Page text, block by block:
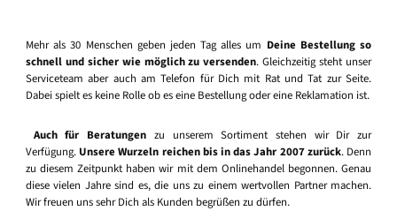
Mehr als 30 Menschen geben jeden Tag alles um Deine Bestellung so
schnell und sicher wie möglich zu versenden. Gleichzeitig steht unser
Serviceteam aber auch am Telefon für Dich mit Rat und Tat zur Seite.
Dabei spielt es keine Rolle ob es eine Bestellung oder eine Reklamation ist.
Auch für Beratungen zu unserem Sortiment stehen wir Dir zur
Verfügung. Unsere Wurzeln reichen bis in das Jahr 2007 zurück. Denn
zu diesem Zeitpunkt haben wir mit dem Onlinehandel begonnen. Genau
diese vielen Jahre sind es, die uns zu einem wertvollen Partner machen.
Wir freuen uns sehr Dich als Kunden begrüßen zu dürfen.